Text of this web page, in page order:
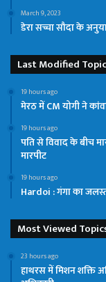
March 9, 2023
डेरा सच्चा सौदा के
Last Modified
19 hours ago
मेरठ में CM योगी ने
19 hours ago
पति से विवाद के बीच
मारपीट
19 hours ago
Hardoi : गंगा का
Most Viewed
23 hours ago
हाथरस में मिशन शक्ति